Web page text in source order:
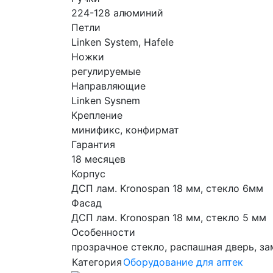
224-128 алюминий
Петли
Linken System, Hafele
Ножки
регулируемые
Направляющие
Linken Sysnem
Крепление
минификс, конфирмат
Гарантия
18 месяцев
Корпус
ДСП лам. Kronospan 18 мм, стекло 6мм
Фасад
ДСП лам. Kronospan 18 мм, стекло 5 мм
Особенности
прозрачное стекло, распашная дверь,
Категория Оборудование для аптек